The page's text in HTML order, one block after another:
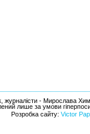
журналісти - Мирослава
лише за умови
Розробка сайту: Victor